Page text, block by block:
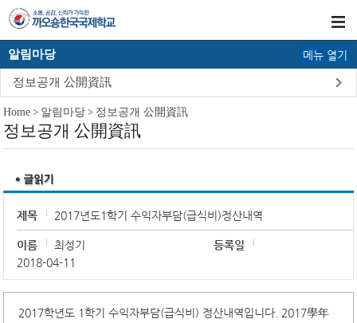
알림마당
정보공개 公開資訊
메뉴 열기
Home > 알림마당 > 정보공개 公開資訊
정보공개 公開資訊
제목 2017년도1학기 수익자부담(급식비)정산내역
이름 최성기
등록일
2018-04-11
2017학년도 1학기 수익자부담(급식비) 정산내역입니다. 2017學年